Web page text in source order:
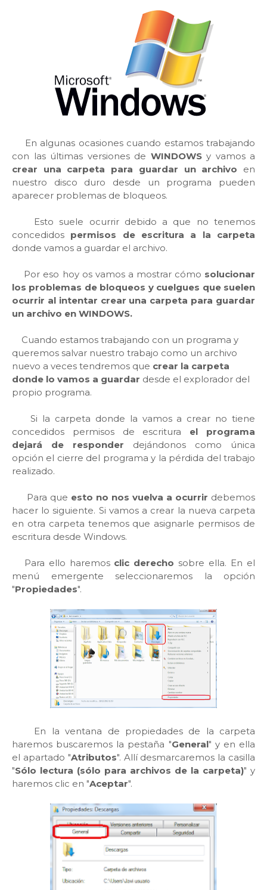
En algunas ocasiones cuando estamos trabajando
con las últimas versiones de WINDOWS y vamos a
crear una carpeta para guardar un archivo en
nuestro disco duro desde un programa pueden
aparecer problemas de bloqueos.
Esto suele ocurrir debido a que no tenemos
concedidos permisos de escritura a la carpeta
donde vamos a guardar el archivo.
Por eso hoy os vamos a mostrar cómo solucionar
los problemas de bloqueos y cuelgues que suelen
ocurrir al intentar crear una carpeta para guardar
un archivo en WINDOWS.
Cuando estamos trabajando con un programa y
queremos salvar nuestro trabajo como un archivo
nuevo a veces tendremos que crear la carpeta
donde lo vamos a guardar desde el explorador del
propio programa.
Si la carpeta donde la vamos a crear no tiene
concedidos permisos de escritura el programa
dejará de responder dejándonos como única
opción el cierre del programa y la pérdida del trabajo
realizado.
Para que esto no nos vuelva a ocurrir debemos
hacer lo siguiente. Si vamos a crear la nueva carpeta
en otra carpeta tenemos que asignarle permisos de
escritura desde Windows.
Para ello haremos clic derecho sobre ella. En el
menú emergente seleccionaremos la opción
"Propiedades".
En la ventana de propiedades de la carpeta
haremos buscaremos la pestaña "General" y en ella
el apartado "Atributos". Allí desmarcaremos la casilla
"Sólo lectura (sólo para archivos de la carpeta)" y
haremos clic en "Aceptar".